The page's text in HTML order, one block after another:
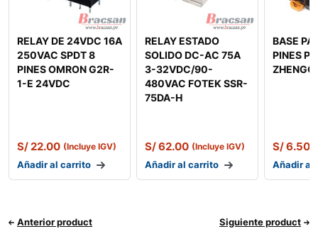
RELAY DE 24VDC 16A
250VAC SPDT 8
PINES OMRON G2R-
1-E 24VDC
S/22.00 (Incluye IGV)
Añadir al carrito
RELAY ESTADO
SOLIDO DC-AC 75A
3-32VDC/90-
480VAC FOTEK SSR-
75DA-H
S/62.00 (Incluye IGV)
Añadir al carrito
BASE
PINES
S/6.50
Añadir al
Anterior product Siguiente product